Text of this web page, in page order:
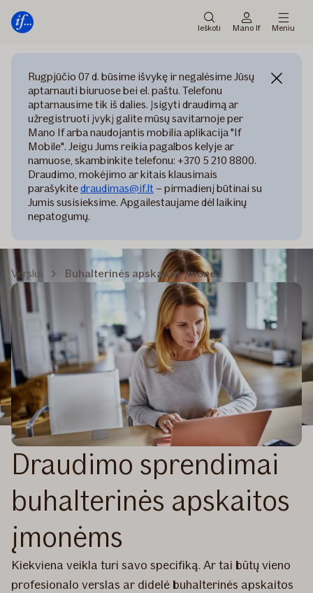
meniu
prie
Ieškoti Mano If Meniu
Rugpjūčio 07 d. būsime išvykę ir negalėsime Jūsų
aptarnauti biuruose bei el. paštu. Telefonu
aptarnausime tik iš dalies. Įsigyti draudimą ar
užregistruoti įvykį galite mūsų savitarnoje per
Mano If arba naudojantis mobilia aplikacija "If
Mobile". Jeigu Jums reikia pagalbos kelyje ar
namuose, skambinkite telefonu: +370 5 210 8800.
Draudimo, mokėjimo ar kitais klausimais
parašykitedraudimas@if.lt – pirmadienį būtinai su
Jumis susisieksime. Apgailestaujame dėl laikinų
nepatogumų.
Verslui Buhalterinės apskaitos įmonėms
Draudimo sprendimai
buhalterinės apskaitos
įmonėms
Kiekviena veikla turi savo specifiką. Ar tai būtų vieno
profesionalo verslas ar didelė buhalterinės apskaitos